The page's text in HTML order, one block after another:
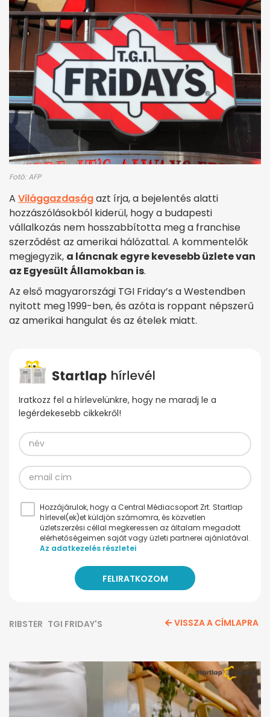
Fotó: AFP
A Világgazdaságazt írja, a bejelentés alatti
hozzászólásokból kiderül, hogy a budapesti
vállalkozás nem hosszabbította meg a franchise
szerződést az amerikai hálózattal. A kommentelők
megjegyzik, a láncnak egyre kevesebb üzlete van
az Egyesült Államokban is.
Az első magyarországi TGI Friday’s a Westendben
nyitott meg 1999-ben, és azóta is roppant népszerű
az amerikai hangulat és az ételek miatt.
Iratkozz fel a hírlevelünkre, hogy ne maradj le a
legérdekesebb cikkekről!
Hozzájárulok, hogy a Central Médiacsoport Zrt. Startlap
hírlevel(ek)et küldjön számomra, és közvetlen
üzletszerzési céllal megkeressen az általam megadott
elérhetőségeimen saját vagy üzleti partnerei ajánlatával.
Az adatkezelés részletei
RIBSTER TGI FRIDAY'S VISSZA A CÍMLAPRA